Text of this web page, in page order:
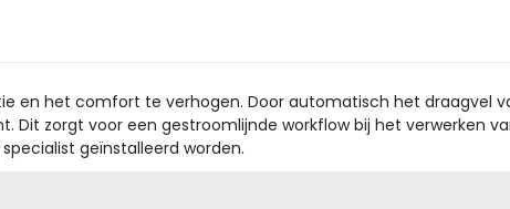
en het comfort te verhogen. Door automatisch het draagvel
zorgt voor een gestroomlijnde workflow bij het verwerken
geïnstalleerd worden.